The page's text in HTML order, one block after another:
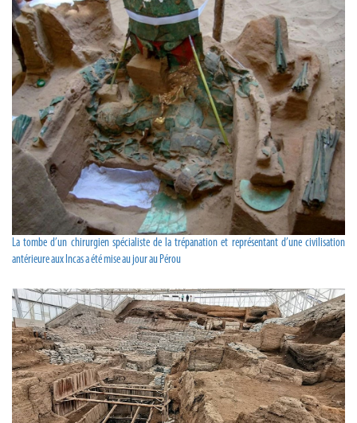
La tombe d’un chirurgien spécialiste de la trépanation et représentant d’une civilisation
antérieure aux Incas a été mise au jour au Pérou